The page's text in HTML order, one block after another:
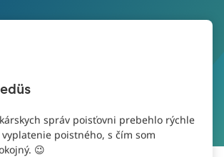
správ poisťovni prebehlo rýchle
poistného, s čím som
😉